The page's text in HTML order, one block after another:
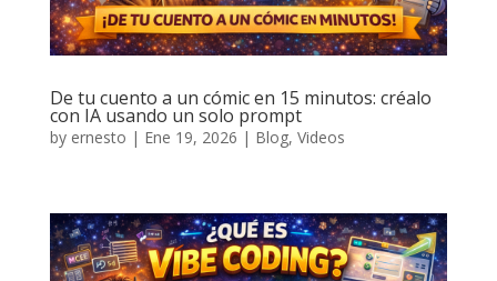
De tu cuento a un cómic en 15 minutos: créalo
con IA usando un solo prompt
by ernesto | Ene 19, 2026 | Blog, Videos